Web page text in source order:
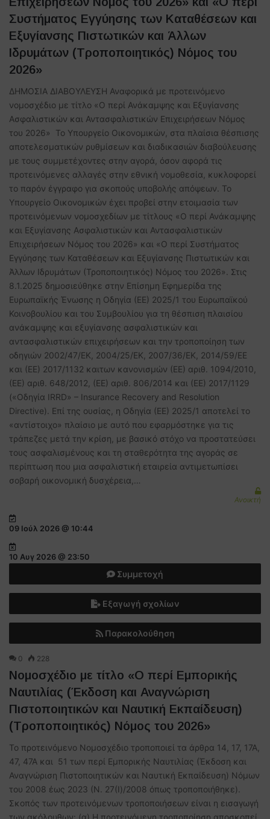
Συστήματος Εγγύησης των Καταθέσεων και
Εξυγίανσης Πιστωτικών και Άλλων
Ιδρυμάτων (Τροποποιητικός) Νόμος του
2026»
ΔΗΜΟΣΙΑ ΔΙΑΒΟΥΛΕΥΣΗ Αναφορικά με προτεινόμενο
νομοσχέδιο με τίτλο «Ο περί Ανάκαμψης και Εξυγίανσης
Ασφαλιστικών και Αντασφαλιστικών Επιχειρήσεων Νόμος
του 2026» Το Υπουργείο Οικονομικών, στα πλαίσια θέσπισης
αποτελεσματικών ρυθμίσεων και διαδικασιών διαβούλευσης
με τους συμμετέχοντες στην αγορά, όσον αφορά τις
προτεινόμενες αλλαγές στην εθνική νομοθεσία, κυκλοφορεί
το παρόν έγγραφο για σκοπούς υποβολής απόψεων. Το
Υπουργείο Οικονομικών έχει προβεί στην ετοιμασία των
προτεινόμενων νομοσχεδίων με τίτλους «Ο περί Ανάκαμψης
και Εξυγίανσης Ασφαλιστικών και Αντασφαλιστικών
Επιχειρήσεων Νόμος του 2026» και «Ο περί Συστήματος
Εγγύησης των Καταθέσεων και Εξυγίανσης Πιστωτικών και
Άλλων Ιδρυμάτων (Τροποποιητικός) Νόμος του 2026». Στις
8.1.2025 δημοσιεύθηκε στην Επίσημη Εφημερίδα της
Ευρωπαϊκής Ένωσης η Οδηγία (ΕΕ) 2025/1 του Ευρωπαϊκού
Κοινοβουλίου και του Συμβουλίου για τη θέσπιση πλαισίου
ανάκαμψης και εξυγίανσης ασφαλιστικών και
αντασφαλιστικών επιχειρήσεων και την τροποποίηση των
οδηγιών 2002/47/ΕΚ, 2004/25/ΕΚ, 2007/36/ΕΚ, 2014/59/ΕΕ
και (ΕΕ) 2017/1132 καιτων κανονισμών (ΕΕ) αριθ. 1094/2010,
(ΕΕ) αριθ. 648/2012, (ΕΕ) αριθ. 806/2014 και (ΕΕ) 2017/1129
(«Οδηγία IRRD» – Insurance Recovery and Resolution
Directive). Επί της ουσίας, η Οδηγία (ΕΕ) 2025/1 αποτελεί το
«αντίστοιχο» πλαίσιο με αυτό που εφαρμόστηκε για τις
τράπεζες μετά την κρίση, με βασικό στόχο να προστατεύσει
τους ασφαλισμένους και τη σταθερότητα της αγοράς σε
περίπτωση που μια ασφαλιστική εταιρεία αντιμετωπίσει
σοβαρή οικονομική δυσχέρεια,…
Ανοικτή
09 Ιούλ 2026 @ 10:44
10 Αυγ 2026 @ 23:50
Συμμετοχή
Εξαγωγή σχολίων
Παρακολούθηση
0 228
Νομοσχέδιο με τίτλο «Ο περί Εμπορικής
Ναυτιλίας (Έκδοση και Αναγνώριση
Πιστοποιητικών και Ναυτική Εκπαίδευση)
(Τροποποιητικός) Νόμος του 2026»
Το προτεινόμενο Νομοσχέδιο τροποποιεί τα άρθρα 14, 17, 17Α,
47, 47Α και 51 των περί Εμπορικής Ναυτιλίας (Έκδοση και
Αναγνώριση Πιστοποιητικών και Ναυτική Εκπαίδευση) Νόμων
του 2008 έως 2023 (Ν. 27(Ι)/2008 όπως τροποποιήθηκε).
Σκοπός των προτεινόμενων τροποποιήσεων είναι η εισαγωγή
των ακόλουθων: (α) Η προτεινόμενη τροποποίηση αποσκοπεί